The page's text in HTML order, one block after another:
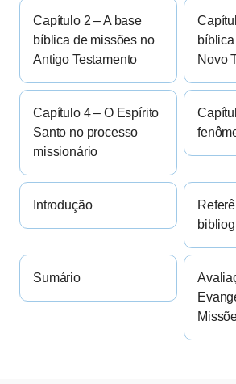
Capítulo 2 – A base
bíblica de missões no
Antigo Testamento
Novo
Capítulo 4 – O Espírito
Santo no processo
missionário
Introdução
Sumário